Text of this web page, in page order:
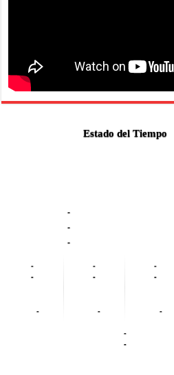
Estado del Tiempo
-
-
-
-
-
-
-
-
-
-
-
-
-
-